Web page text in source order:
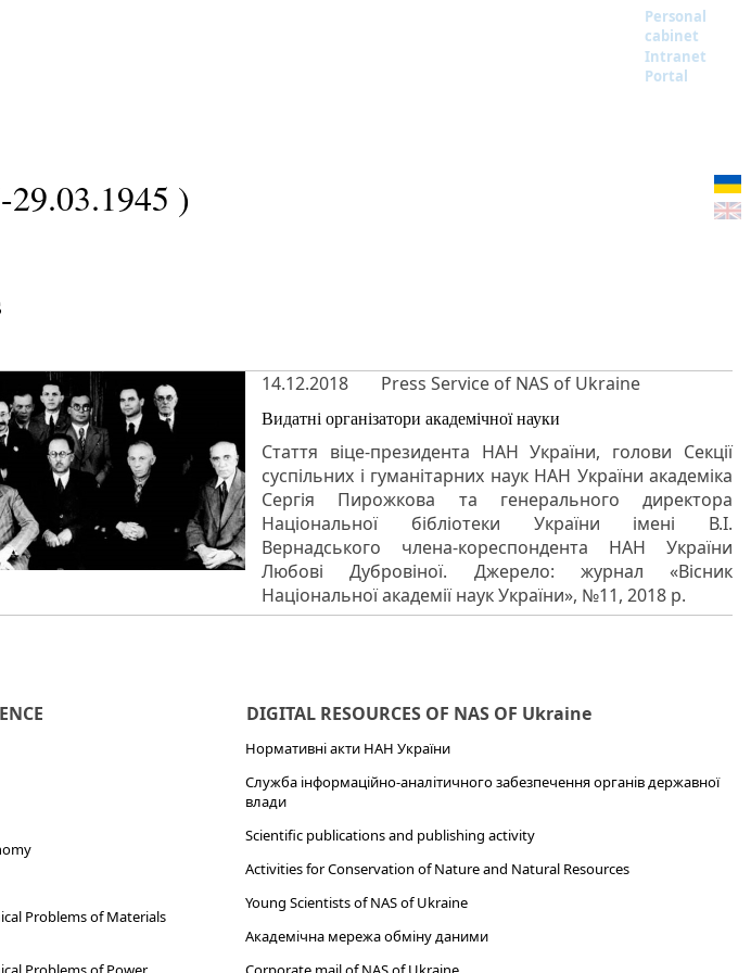
Personal
cabinet
Intranet
Portal
)
14.12.2018 Press Service of NAS of Ukraine
Видатні організатори академічної науки
Стаття віце-президента НАН України, голови Секції
суспільних і гуманітарних наук НАН України академіка
Сергія Пирожкова та генерального директора
Національної бібліотеки України імені В.І.
Вернадського члена-кореспондента НАН України
Любові Дубровіної. Джерело: журнал «Вісник
Національної академії наук України», №11, 2018 р.
Problems of Materials
DIGITAL RESOURCES OF NAS OF Ukraine
Нормативні акти НАН України
Служба інформаційно-аналітичного забезпечення органів державної
влади
Scientific publications and publishing activity
Activities for Conservation of Nature and Natural Resources
Young Scientists of NAS of Ukraine
Академічна мережа обміну даними